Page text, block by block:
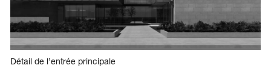
Détail de l’entrée principale